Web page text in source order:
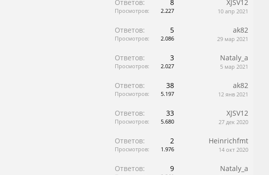
Ответов: 8
Просмотров: 2.227
XJSV12
10 апр 2021
Ответов: 5
Просмотров: 2.086
ak82
29 мар 2021
Ответов: 3
Просмотров: 2.027
Nataly_a
5 мар 2021
Ответов: 38
Просмотров: 5.197
ak82
12 янв 2021
Ответов: 33
Просмотров: 5.680
XJSV12
27 дек 2020
Ответов: 2
Просмотров: 1.976
Heinrichfmt
14 окт 2020
Ответов: 9 Nataly_a